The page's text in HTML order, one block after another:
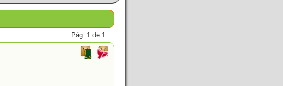
Pág. 1 de 1.